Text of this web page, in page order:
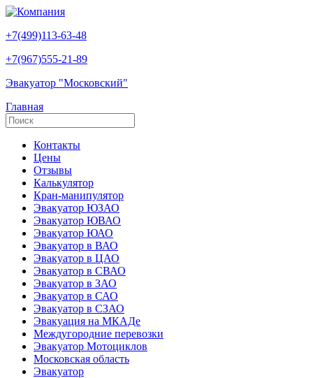
+7(499)113-63-48
+7(967)555-21-89
Эвакуатор "Московский"
Главная
Контакты
Цены
Отзывы
Калькулятор
Кран-манипулятор
Эвакуатор ЮЗАО
Эвакуатор ЮВАО
Эвакуатор ЮАО
Эвакуатор в ВАО
Эвакуатор в ЦАО
Эвакуатор в СВАО
Эвакуатор в ЗАО
Эвакуатор в САО
Эвакуатор в СЗАО
Эвакуация на МКАДе
Междугородние перевозки
Эвакуатор Мотоциклов
Московская область
Эвакуатор